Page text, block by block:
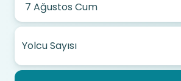
Yolcu Sayısı